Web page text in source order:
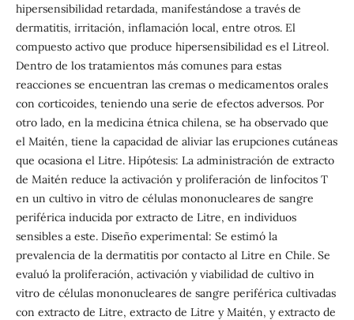
hipersensibilidad retardada, manifestándose a través de
dermatitis, irritación, inflamación local, entre otros. El
compuesto activo que produce hipersensibilidad es el Litreol.
Dentro de los tratamientos más comunes para estas
reacciones se encuentran las cremas o medicamentos orales
con corticoides, teniendo una serie de efectos adversos. Por
otro lado, en la medicina étnica chilena, se ha observado que
el Maitén, tiene la capacidad de aliviar las erupciones cutáneas
que ocasiona el Litre. Hipótesis: La administración de extracto
de Maitén reduce la activación y proliferación de linfocitos T
en un cultivo in vitro de células mononucleares de sangre
periférica inducida por extracto de Litre, en individuos
sensibles a este. Diseño experimental: Se estimó la
prevalencia de la dermatitis por contacto al Litre en Chile. Se
evaluó la proliferación, activación y viabilidad de cultivo in
vitro de células mononucleares de sangre periférica cultivadas
con extracto de Litre, extracto de Litre y Maitén, y extracto de